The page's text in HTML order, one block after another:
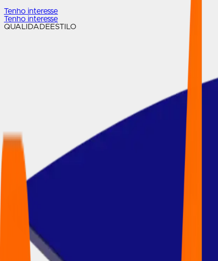
Tenho interesse
Tenho interesse
QUALIDADEESTILO